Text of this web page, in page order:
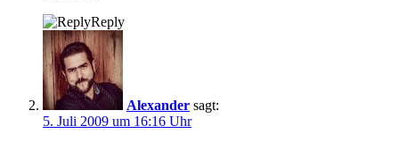
Reply
Alexander sagt:
5. Juli 2009 um 16:16 Uhr